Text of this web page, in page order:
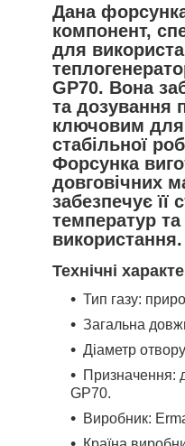
Дана
компонент,
для
GP70. Вона
та дозування
ключовим для
стабільної
Форсунка
довговічних
забезпечує її
температур та
використання.
Технічні
Тип газу:
Загальна
Діаметр
Призначення:
GP70.
Виробник: